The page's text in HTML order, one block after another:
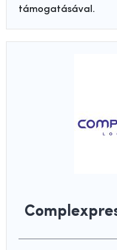
támogatásával.